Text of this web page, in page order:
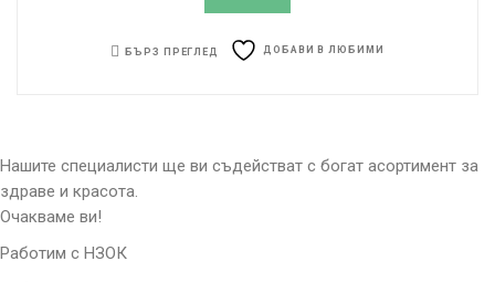
БЪРЗ ПРЕГЛЕД ДОБАВИ В ЛЮБИМИ
Нашите специалисти ще ви съдействат с богат асортимент за
здраве и красота.
Очакваме ви!
Работим с НЗОК